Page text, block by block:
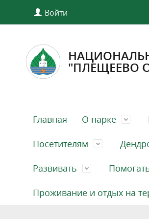
Войти
"ПЛЕЩЕЕВО
Главная О парке
Посетителям
Развивать
Проживание и отдых на